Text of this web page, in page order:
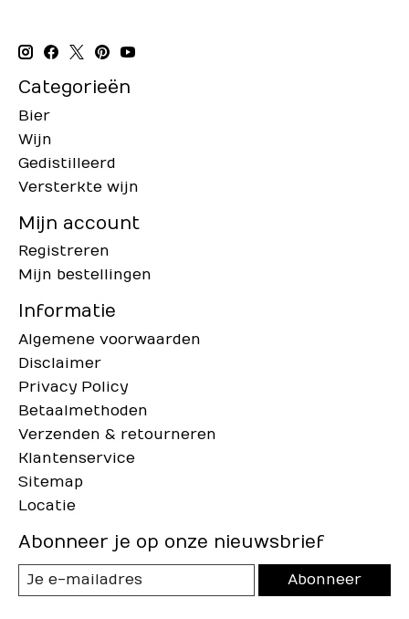
Categorieën
Bier
Wijn
Gedistilleerd
Versterkte wijn
Mijn account
Registreren
Mijn bestellingen
Informatie
Algemene voorwaarden
Disclaimer
Privacy Policy
Betaalmethoden
Verzenden & retourneren
Klantenservice
Sitemap
Locatie
Abonneer je op onze nieuwsbrief
Abonneer